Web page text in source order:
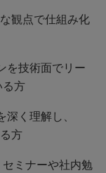
観点で仕組み化
を技術面でリー
る方
く理解し、
方
ミナーや社内勉